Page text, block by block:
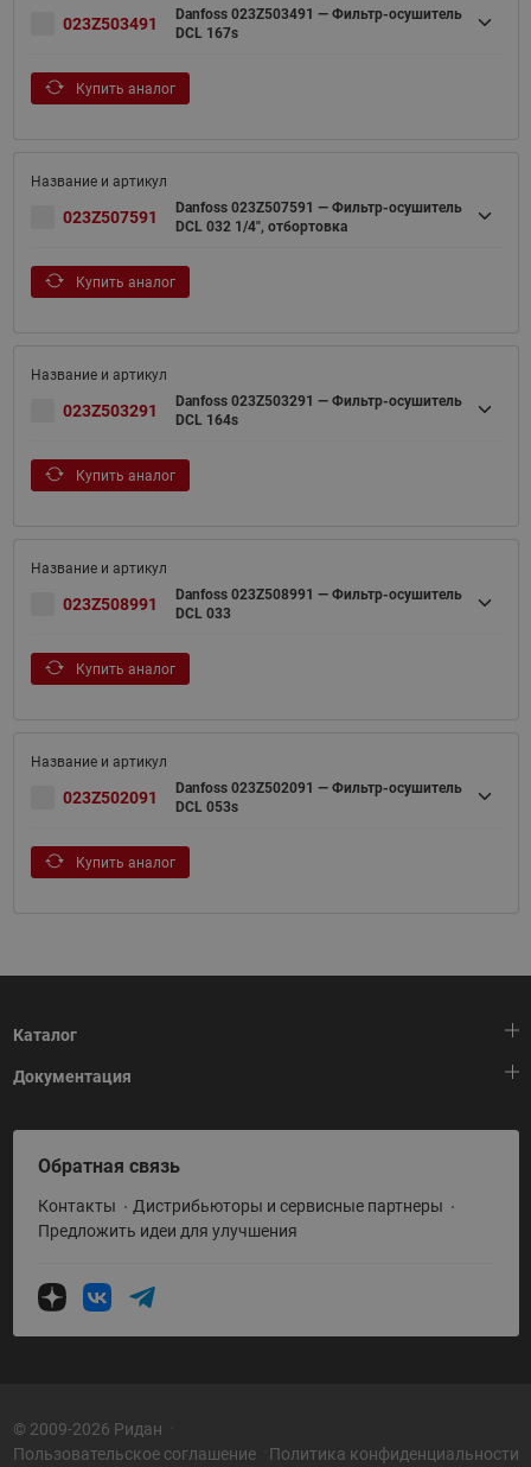
023Z503491
Danfoss 023Z503491 — Фильтр-осушитель
DCL 167s
Купить аналог
023Z507591
Danfoss 023Z507591 — Фильтр-осушитель
DCL 032 1/4", отбортовка
Купить аналог
023Z503291
Danfoss 023Z503291 — Фильтр-осушитель
DCL 164s
Купить аналог
023Z508991
Danfoss 023Z508991 — Фильтр-осушитель
DCL 033
Купить аналог
023Z502091
Danfoss 023Z502091 — Фильтр-осушитель
DCL 053s
Купить аналог
Каталог
Тепловая автоматика
Холодильная техника
Приводная техника
Промышленная автоматика
Теплообменное оборудование
Насосное оборудование
Документация
HeatPlatform (Тепловая платформа)
Полезные программы и инструменты
Условия поставки
Обратная связь
Контакты
Дистрибьюторы и сервисные партнеры
Предложить идеи для улучшения
© 2009-2026 Ридан
Пользовательское соглашение
Политика конфиденциальности